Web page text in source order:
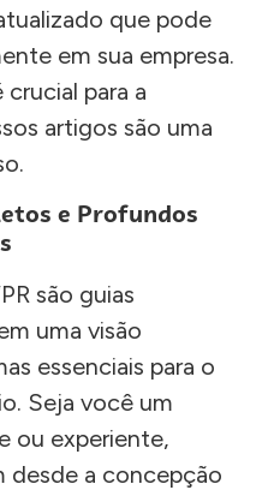
que pode
em sua empresa.
para a
artigos são uma
e Profundos
são guias
uma visão
essenciais para o
Seja você um
ou experiente,
desde a concepção